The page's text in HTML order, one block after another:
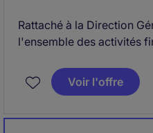
Rattaché à la Direction
l'ensemble des activités
accompagnez les prises
soutenez la croissance à
Voir l'offre